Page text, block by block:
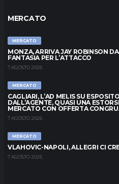
MERCATO
MERCATO
MONZA, ARRIVA JAY ROBINSON
FANTASIA PER L’ATTACCO
7 AGOSTO 2026
MERCATO
CAGLIARI, L’AD MELIS SU
DALL’AGENTE, QUASI UNA
MERCATO CON OFFERTA
7 AGOSTO 2026
MERCATO
VLAHOVIC-NAPOLI, ALLEGRI CI
7 AGOSTO 2026